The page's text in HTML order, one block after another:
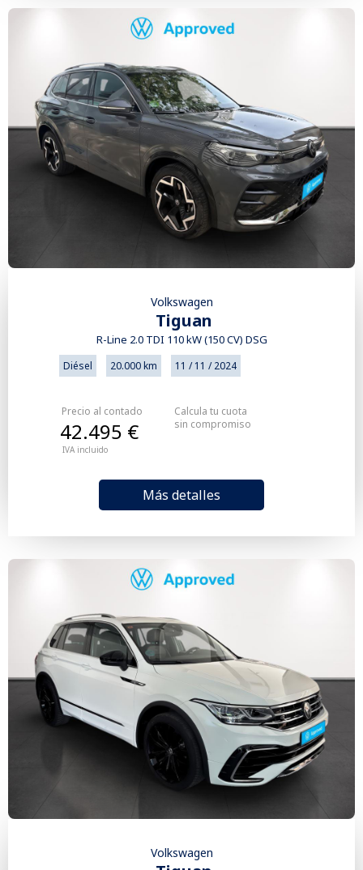
Volkswagen
Tiguan
R-Line 2.0 TDI 110 kW (150 CV) DSG
Diésel 20.000 km 11 / 11 / 2024
Precio al contado
IVA incluido
42.495 €
Más detalles
Calcula tu cuota
sin compromiso
Volkswagen